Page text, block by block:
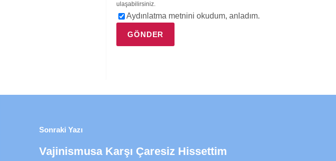
ulaşabilirsiniz.
Aydınlatma metnini okudum, anladım.
Sonraki Yazı
Vajinismusa Karşı Çaresiz Hissettim